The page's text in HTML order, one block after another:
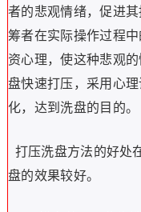
者的悲观情绪，促进
筹者在实际操作过程
资心理，使这种悲观
盘快速打压，采用心
化，达到洗盘的目的。
打压洗盘方法的好处
盘的效果较好。